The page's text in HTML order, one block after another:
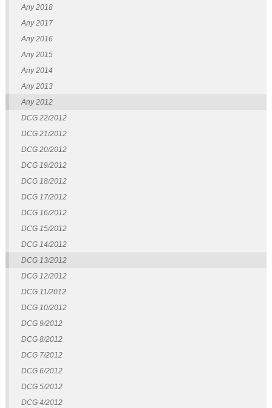
Any 2018
Any 2017
Any 2016
Any 2015
Any 2014
Any 2013
Any 2012
DCG 22/2012
DCG 21/2012
DCG 20/2012
DCG 19/2012
DCG 18/2012
DCG 17/2012
DCG 16/2012
DCG 15/2012
DCG 14/2012
DCG 13/2012
DCG 12/2012
DCG 11/2012
DCG 10/2012
DCG 9/2012
DCG 8/2012
DCG 7/2012
DCG 6/2012
DCG 5/2012
DCG 4/2012